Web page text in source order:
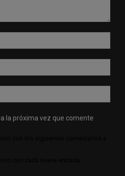
la próxima vez que comente